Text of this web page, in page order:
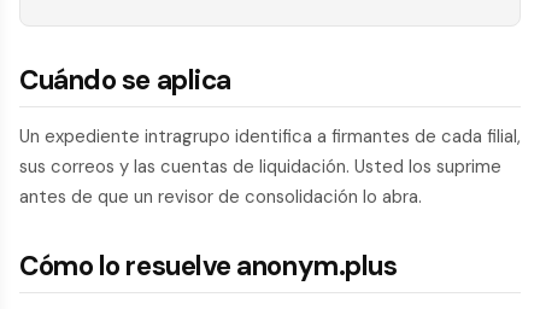
Cuándo se aplica
Un expediente intragrupo identifica a firmantes de cada filial,
sus correos y las cuentas de liquidación. Usted los suprime
antes de que un revisor de consolidación lo abra.
Cómo lo resuelve anonym.plus